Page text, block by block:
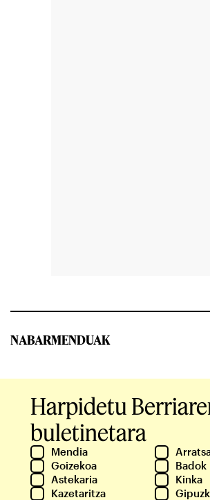
NABARMENDUAK
Harpidetu
buletinetara
Mendia
Goizekoa
Badok
Astekaria
Kinka
Kazetaritza